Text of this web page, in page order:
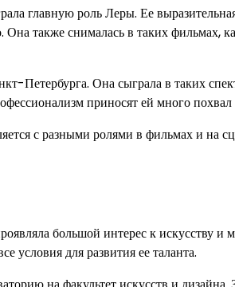
главную роль Леры. Ее
также снималась в таких фильмах,
Петербурга. Она сыграла в таких
приносят ей много похвал
с разными ролями в фильмах и на
большой интерес к искусству и
условия для развития ее таланта.